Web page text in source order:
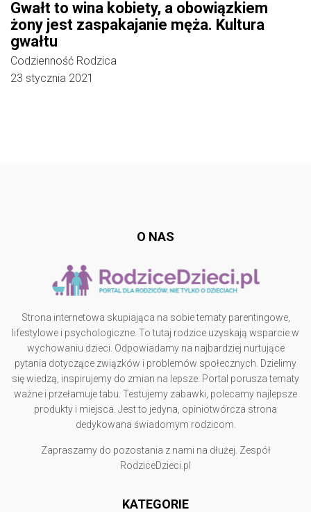
Gwałt to wina kobiety, a obowiązkiem
żony jest zaspakajanie męża. Kultura
gwałtu
Codzienność Rodzica
23 stycznia 2021
O NAS
Strona internetowa skupiająca na sobie tematy parentingowe,
lifestylowe i psychologiczne. To tutaj rodzice uzyskają wsparcie w
wychowaniu dzieci. Odpowiadamy na najbardziej nurtujące
pytania dotyczące związków i problemów społecznych. Dzielimy
się wiedzą, inspirujemy do zmian na lepsze. Portal porusza tematy
ważne i przełamuje tabu. Testujemy zabawki, polecamy najlepsze
produkty i miejsca. Jest to jedyna, opiniotwórcza strona
dedykowana świadomym rodzicom.
Zapraszamy do pozostania z nami na dłużej. Zespół
RodziceDzieci.pl
KATEGORIE